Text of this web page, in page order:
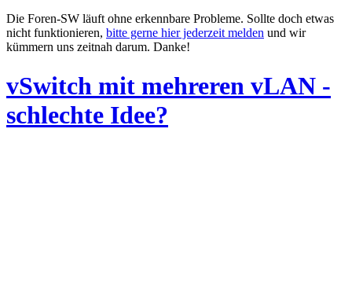
Die Foren-SW läuft ohne erkennbare Probleme. Sollte doch etwas
nicht funktionieren, bitte gerne hier jederzeit melden und wir
kümmern uns zeitnah darum. Danke!
vSwitch mit mehreren vLAN -
schlechte Idee?